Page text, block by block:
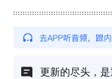
更新的尽头，是